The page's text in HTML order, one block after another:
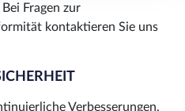
Fragen zur
kontaktieren Sie uns
Verbesserungen,